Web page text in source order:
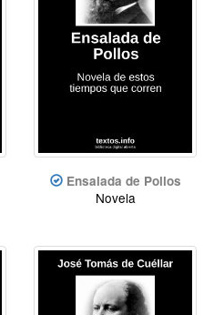
Ensalada de Pollos
Novela